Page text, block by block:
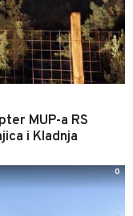
MUP-a RS
i Kladnja
0